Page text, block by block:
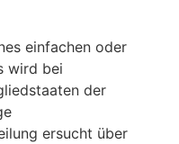
einfachen oder
wird bei
der
ersucht über